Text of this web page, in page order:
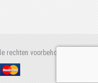
rechten voorbehouden.